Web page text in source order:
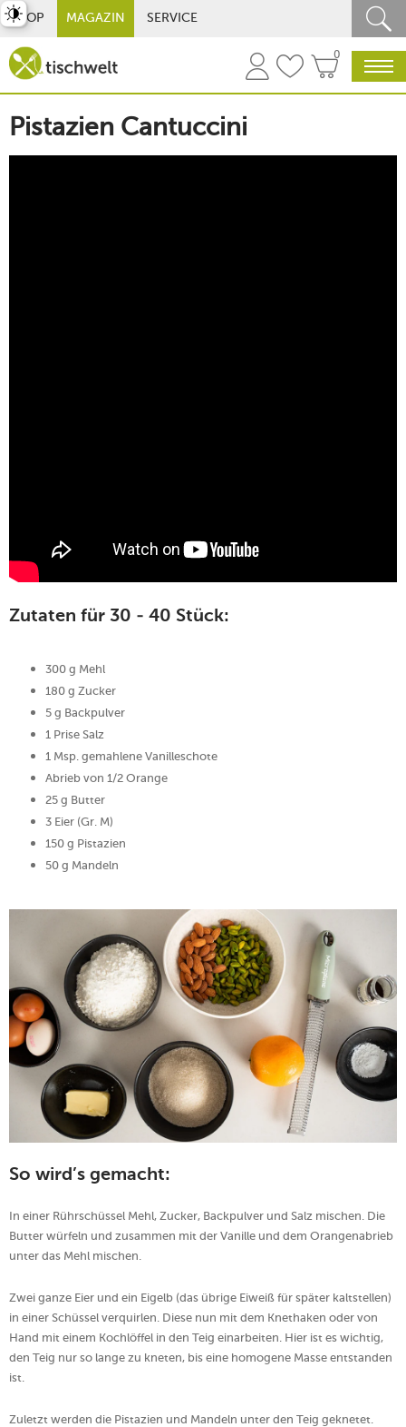
SHOP MAGAZIN SERVICE
0
Pistazien Cantuccini
Zutaten für 30 - 40 Stück:
300 g Mehl
180 g Zucker
5 g Backpulver
1 Prise Salz
1 Msp. gemahlene Vanilleschote
Abrieb von 1/2 Orange
25 g Butter
3 Eier (Gr. M)
150 g Pistazien
50 g Mandeln
So wird’s gemacht:
​In einer Rührschüssel Mehl, Zucker, Backpulver und Salz mischen. Die
Butter würfeln und zusammen mit der Vanille und dem Orangenabrieb
unter das Mehl mischen.
Zwei ganze Eier und ein Eigelb (das übrige Eiweiß für später kaltstellen)
in einer Schüssel verquirlen. Diese nun mit dem Knethaken oder von
Hand mit einem Kochlöffel in den Teig einarbeiten. Hier ist es wichtig,
den Teig nur so lange zu kneten, bis eine homogene Masse entstanden
ist.
Zuletzt werden die Pistazien und Mandeln unter den Teig geknetet.
umschalten